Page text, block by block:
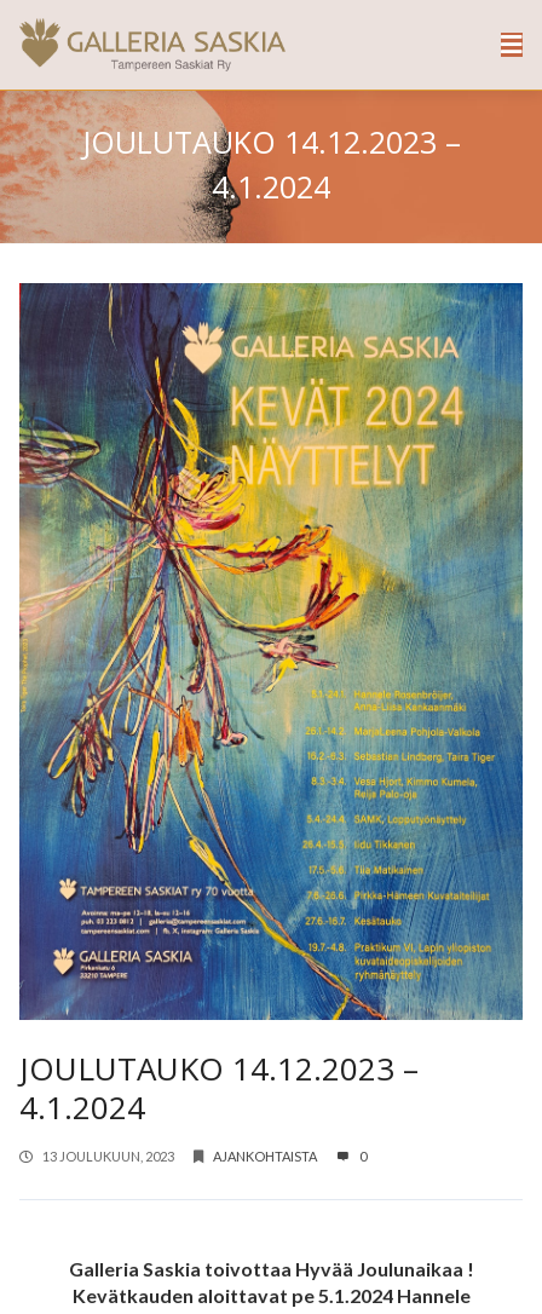
JOULUTAUKO 14.12.2023 –
4.1.2024
JOULUTAUKO 14.12.2023 –
4.1.2024
13 JOULUKUUN, 2023 AJANKOHTAISTA 0
Galleria Saskia toivottaa Hyvää Joulunaikaa !
Kevätkauden aloittavat pe 5.1.2024 Hannele